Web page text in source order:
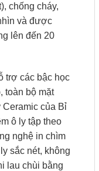
chống cháy,
và được
lên đến 20
trợ các bậc học
toàn bộ mặt
Ceramic của Bỉ
ô ly tập theo
nghệ in chìm
sắc nét, không
lau chùi bằng